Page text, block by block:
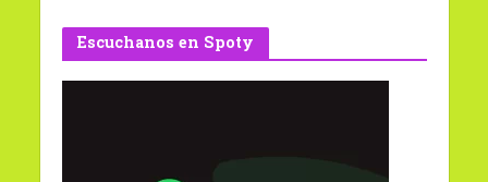
Escuchanos en Spoty